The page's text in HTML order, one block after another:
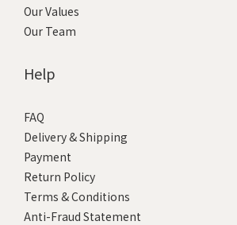
Our Values
Our Team
Help
FAQ
Delivery & Shipping
Payment
Return Policy
Terms & Conditions
Anti-Fraud Statement